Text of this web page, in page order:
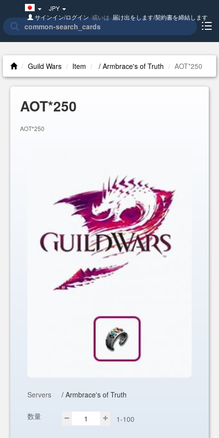
Japan(日
本
語)
JPY
サインイン/ログイン或いは届け出をします/契約書を締結します
Guild Wars Item / Armbrace's of Truth AOT*250
AOT*250
AOT*250
Servers / Armbrace's of Truth
数量 1-100